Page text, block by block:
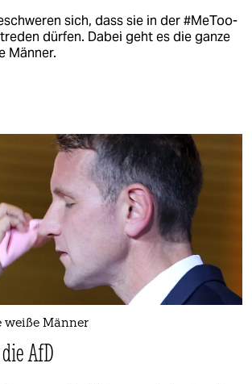
sich, dass sie in der #MeToo-
dürfen. Dabei geht es die ganze
Männer.
weiße Männer
AfD